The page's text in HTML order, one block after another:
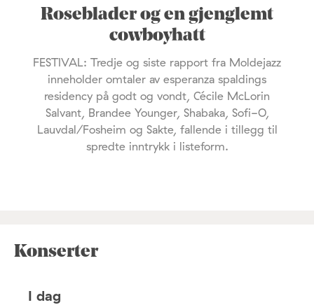
Roseblader og en gjenglemt
cowboyhatt
FESTIVAL: Tredje og siste rapport fra Moldejazz
inneholder omtaler av esperanza spaldings
residency på godt og vondt, Cécile McLorin
Salvant, Brandee Younger, Shabaka, Sofi-O,
Lauvdal/Fosheim og Sakte, fallende i tillegg til
spredte inntrykk i listeform.
Konserter
I dag